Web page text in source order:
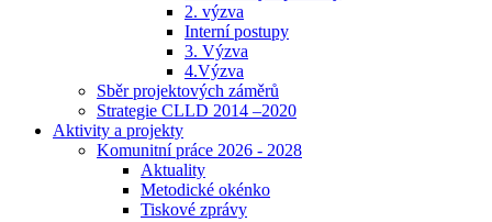
2. výzva
Interní postupy
3. Výzva
4.Výzva
Sběr projektových záměrů
Strategie CLLD 2014 –2020
Aktivity a projekty
Komunitní práce 2026 - 2028
Aktuality
Metodické okénko
Tiskové zprávy